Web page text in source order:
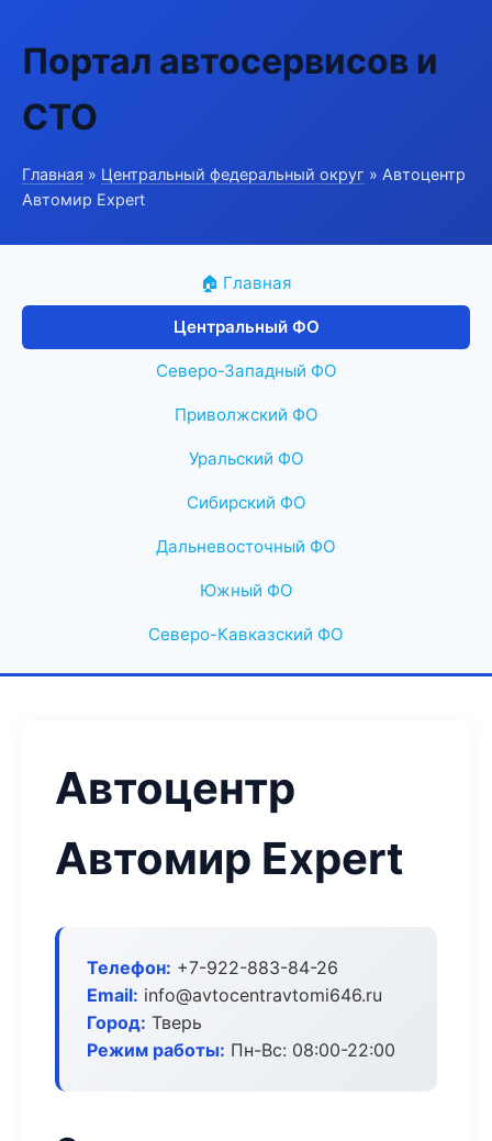
Портал автосервисов и
СТО
Главная » Центральный федеральный округ » Автоцентр
Автомир Expert
🏠 Главная
Центральный ФО
Северо-Западный ФО
Приволжский ФО
Уральский ФО
Сибирский ФО
Дальневосточный ФО
Южный ФО
Северо-Кавказский ФО
Автоцентр
Автомир Expert
Телефон: +7-922-883-84-26
Email: info@avtocentravtomi646.ru
Город: Тверь
Режим работы: Пн-Вс: 08:00-22:00